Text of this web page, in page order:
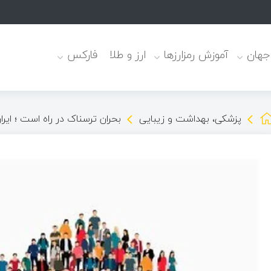
جهان آموزش رمزارزها ارز و طلا فارکس
پزشکی، بهداشت و زیبایی بحران ترسناک در راه است ؛